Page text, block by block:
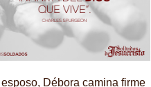
Débora camina firme